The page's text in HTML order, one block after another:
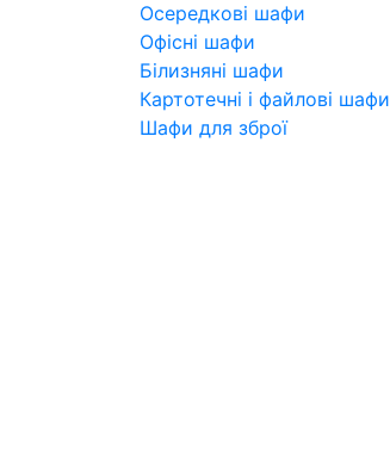
Осередкові шафи
Офісні шафи
Білизняні шафи
Картотечні і файлові шафи
Шафи для зброї